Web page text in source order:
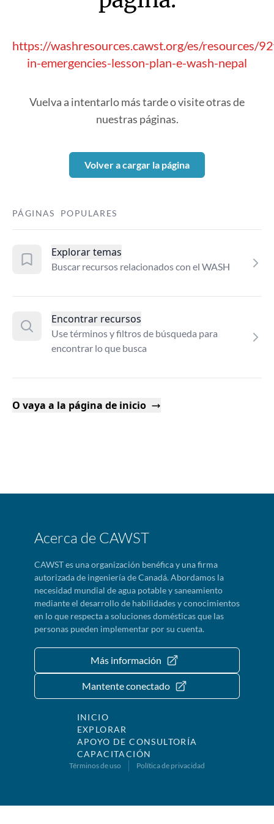
https://washresources.cawst.org/es/resources/
in-emergencies-lesson-plan-e-wash-nepal
Vuelva a intentarlo más tarde o visite otras de
nuestras páginas.
Volver a cargar la página
PÁGINAS POPULARES
Explorar temas
Buscar recursos relacionados con el WASH
Encontrar recursos
Use términos y filtros de búsqueda para
encontrar lo que busca
O vaya a la página de inicio
Acerca de CAWST
CAWST es una organización benéfica y una firma
autorizada de ingeniería de Canadá. Abordamos la
necesidad mundial de agua potable y saneamiento
mediante el desarrollo de habilidades y conocimientos
en lo que respecta a soluciones domésticas que las
personas pueden implementar por su cuenta.
Más información
Mantente conectado
INICIO
EXPLORAR
APOYO DE CONSULTORÍA
CAPACITACIÓN
Términos de uso Política de privacidad